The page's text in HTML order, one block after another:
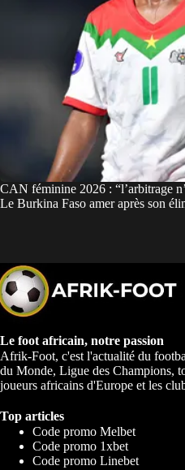
CAN féminine 2026 : “l’arbitrage
Le Burkina Faso amer après son
Le foot africain, notre passion
Afrik-Foot, c'est l'actualité du
du Monde, Ligue des Champions,
joueurs africains d'Europe et les
Top articles
Code promo Melbet
Code promo 1xbet
Code promo Linebet